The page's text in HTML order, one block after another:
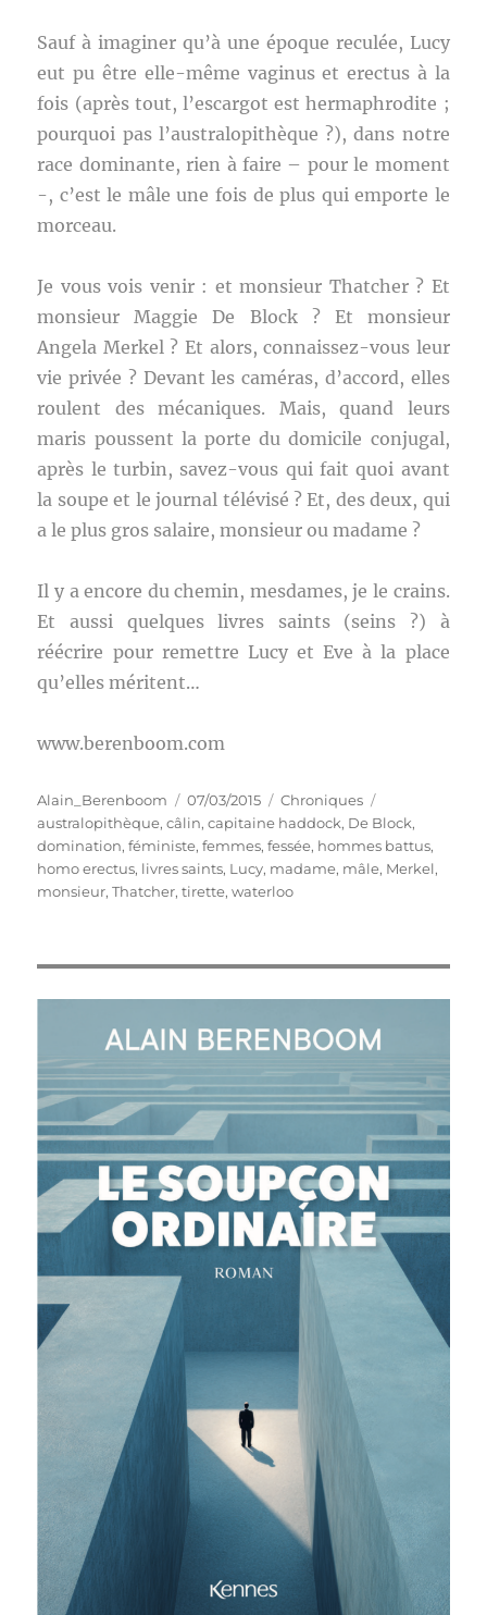
Sauf à imaginer qu’à une époque reculée, Lucy
eut pu être elle-même vaginus et erectus à la
fois (après tout, l’escargot est hermaphrodite ;
pourquoi pas l’australopithèque ?), dans notre
race dominante, rien à faire – pour le moment
-, c’est le mâle une fois de plus qui emporte le
morceau.
Je vous vois venir : et monsieur Thatcher ? Et
monsieur Maggie De Block ? Et monsieur
Angela Merkel ? Et alors, connaissez-vous leur
vie privée ? Devant les caméras, d’accord, elles
roulent des mécaniques. Mais, quand leurs
maris poussent la porte du domicile conjugal,
après le turbin, savez-vous qui fait quoi avant
la soupe et le journal télévisé ? Et, des deux, qui
a le plus gros salaire, monsieur ou madame ?
Il y a encore du chemin, mesdames, je le crains.
Et aussi quelques livres saints (seins ?) à
réécrire pour remettre Lucy et Eve à la place
qu’elles méritent…
www.berenboom.com
Auteur
Alain_Berenboom
Publié
le
07/03/2015 Catégories
Chroniques
australopithèque,câlin,capitaine haddock, De Block,
domination,féministe,femmes,fessée, hommes battus,
homo erectus, livres saints, Lucy, madame, mâle, Merkel,
monsieur,Thatcher,tirette,waterloo